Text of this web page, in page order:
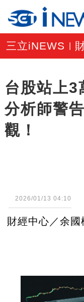
三立iNEWS
台股站上
分析師警
觀！
2026/01/13 04:10
財經中心／余